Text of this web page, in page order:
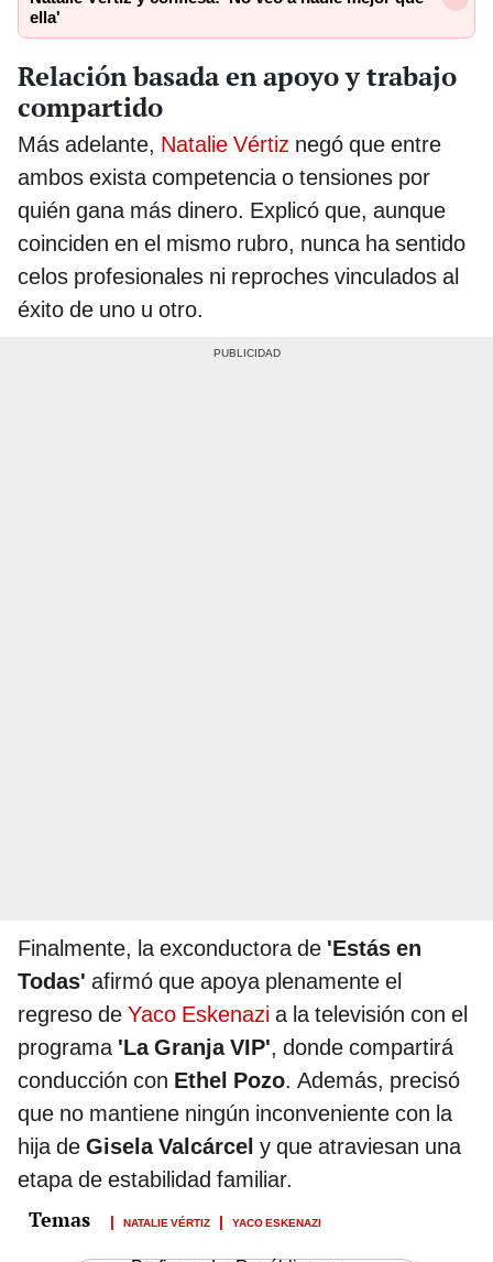
ella'
Relación basada en apoyo y trabajo
compartido
Más adelante, Natalie Vértiz negó que entre
ambos exista competencia o tensiones por
quién gana más dinero. Explicó que, aunque
coinciden en el mismo rubro, nunca ha sentido
celos profesionales ni reproches vinculados al
éxito de uno u otro.
Finalmente, la exconductora de 'Estás en
Todas' afirmó que apoya plenamente el
regreso de Yaco Eskenazi a la televisión con el
programa 'La Granja VIP', donde compartirá
conducción con Ethel Pozo. Además, precisó
que no mantiene ningún inconveniente con la
hija de Gisela Valcárcel y que atraviesan una
etapa de estabilidad familiar.
NATALIE VÉRTIZ YACO ESKENAZI